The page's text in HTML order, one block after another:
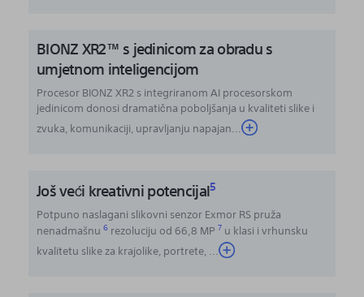
BIONZ XR2™ s jedinicom za obradu s
umjetnom inteligencijom
Procesor BIONZ XR2 s integriranom AI procesorskom
jedinicom donosi dramatična poboljšanja u kvaliteti slike i
zvuka, komunikaciji, upravljanju napajan...
Još veći kreativni potencijal5
Potpuno naslagani slikovni senzor Exmor RS pruža
nenadmašnu6rezoluciju od 66,8 MP7u klasi i vrhunsku
kvalitetu slike za krajolike, portrete,...